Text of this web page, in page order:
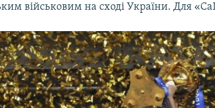
військовим на сході України. Для